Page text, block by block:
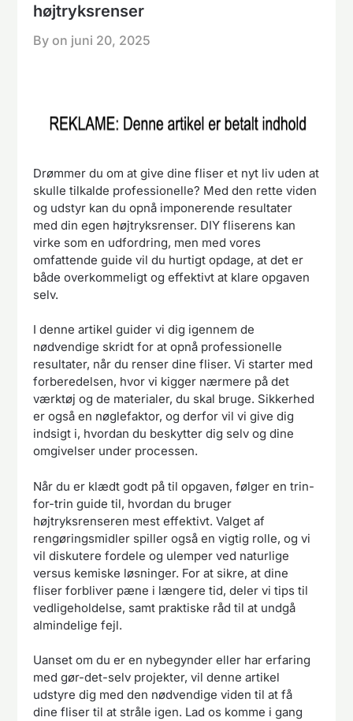
højtryksrenser
By on juni 20, 2025
Drømmer du om at give dine fliser et nyt liv uden at
skulle tilkalde professionelle? Med den rette viden
og udstyr kan du opnå imponerende resultater
med din egen højtryksrenser. DIY fliserens kan
virke som en udfordring, men med vores
omfattende guide vil du hurtigt opdage, at det er
både overkommeligt og effektivt at klare opgaven
selv.
I denne artikel guider vi dig igennem de
nødvendige skridt for at opnå professionelle
resultater, når du renser dine fliser. Vi starter med
forberedelsen, hvor vi kigger nærmere på det
værktøj og de materialer, du skal bruge. Sikkerhed
er også en nøglefaktor, og derfor vil vi give dig
indsigt i, hvordan du beskytter dig selv og dine
omgivelser under processen.
Når du er klædt godt på til opgaven, følger en trin-
for-trin guide til, hvordan du bruger
højtryksrenseren mest effektivt. Valget af
rengøringsmidler spiller også en vigtig rolle, og vi
vil diskutere fordele og ulemper ved naturlige
versus kemiske løsninger. For at sikre, at dine
fliser forbliver pæne i længere tid, deler vi tips til
vedligeholdelse, samt praktiske råd til at undgå
almindelige fejl.
Uanset om du er en nybegynder eller har erfaring
med gør-det-selv projekter, vil denne artikel
udstyre dig med den nødvendige viden til at få
dine fliser til at stråle igen. Lad os komme i gang